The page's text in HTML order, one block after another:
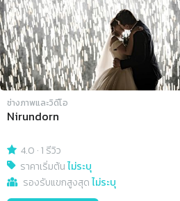
ช่างภาพและวิดีโอ
Nirundorn
4.0 ·1 รีวิว
ราคาเริ่มต้นไม่ระบุ
รองรับแขกสูงสุดไม่ระบุ